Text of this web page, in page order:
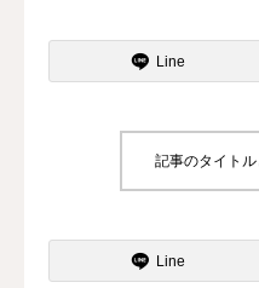
Line
記事のタイト
Line